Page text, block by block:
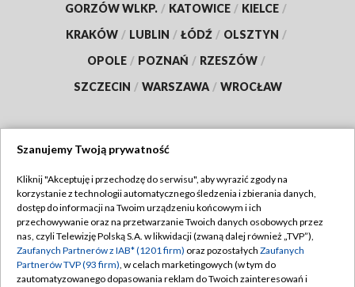
GORZÓW WLKP. / KATOWICE / KIELCE /
KRAKÓW / LUBLIN / ŁÓDŹ / OLSZTYN /
OPOLE / POZNAŃ / RZESZÓW /
SZCZECIN / WARSZAWA / WROCŁAW
TVP
Abonament TVP
Emisja w TVP
Centrum informacji TVP
Regulamin TVP
Polityka prywatności
Moje zgody
Szanujemy Twoją prywatność
Kliknij "Akceptuję i przechodzę do serwisu", aby wyrazić zgody na
korzystanie z technologii automatycznego śledzenia i zbierania danych,
dostęp do informacji na Twoim urządzeniu końcowym i ich
przechowywanie oraz na przetwarzanie Twoich danych osobowych przez
nas, czyli Telewizję Polską S.A. w likwidacji (zwaną dalej również „TVP”),
Zaufanych Partnerów z IAB* (1201 firm) oraz pozostałych Zaufanych
Partnerów TVP (93 firm), w celach marketingowych (w tym do
zautomatyzowanego dopasowania reklam do Twoich zainteresowań i